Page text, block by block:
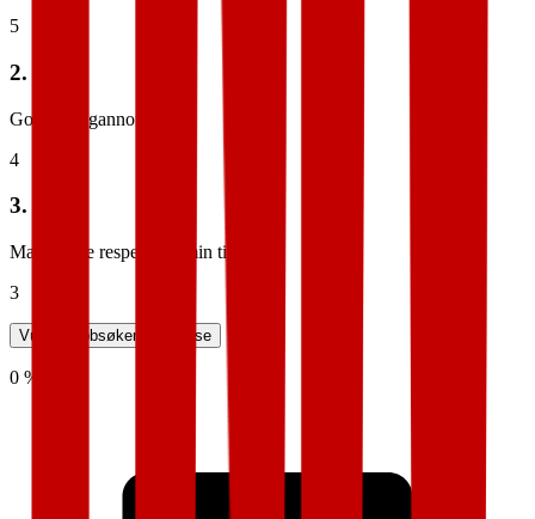
5
2.
God stillingannonse
4
3.
Manglende respekt for min tid
3
Vurder jobbsøkeropplevelse
0 %